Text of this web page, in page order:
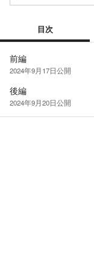
目次
前編
2024年9月17日公開
後編
2024年9月20日公開